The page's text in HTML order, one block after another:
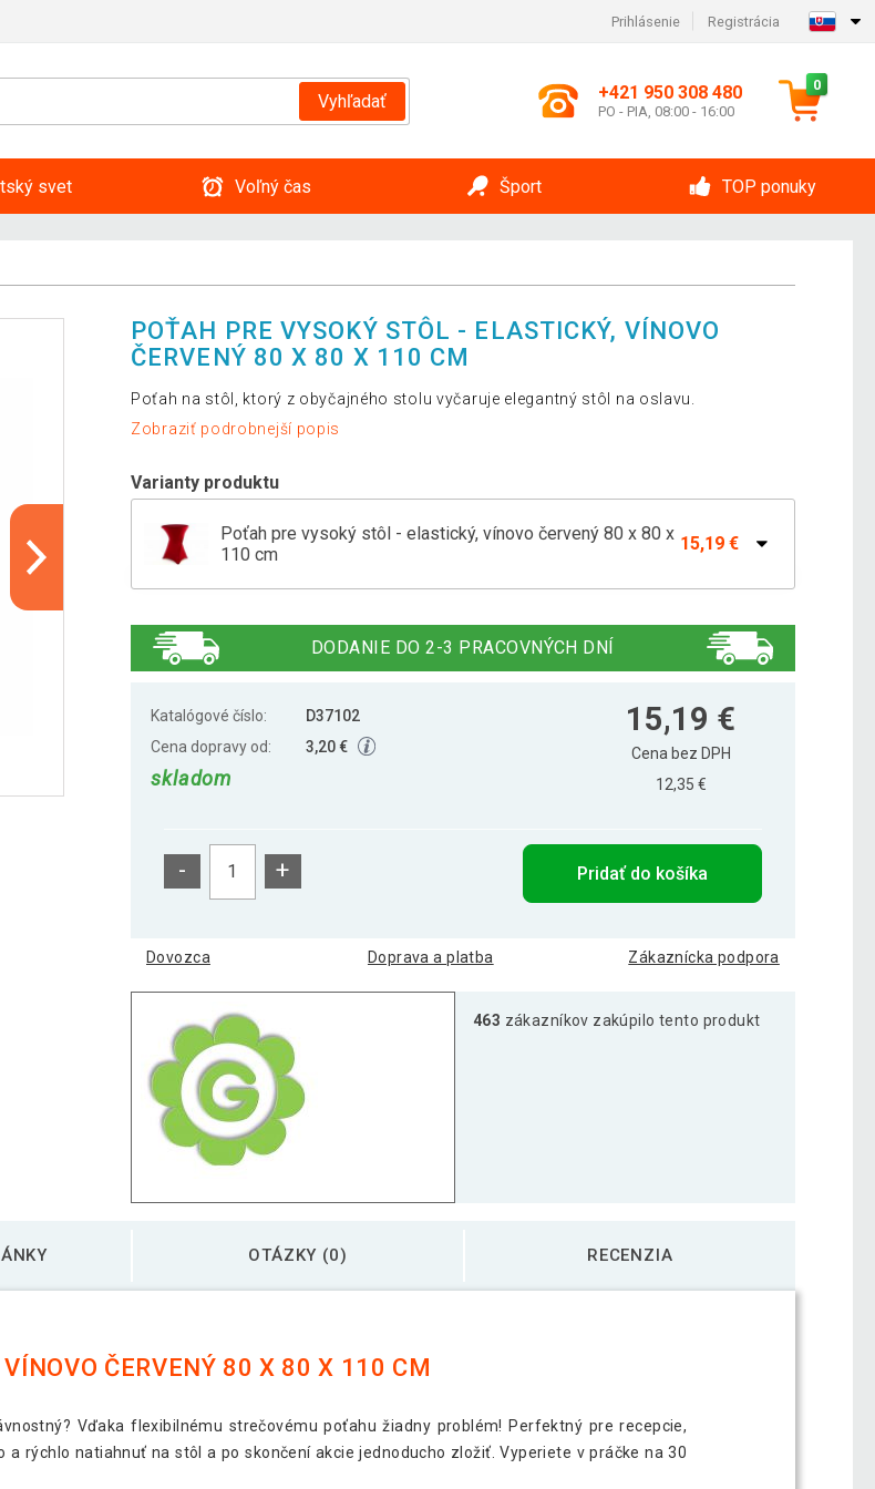
Prihlásenie Registrácia
Vyhľadať +421 950 308 480
PO - PIA, 08:00 - 16:00
0
svet Voľný čas Šport TOP ponuky
POŤAH PRE VYSOKÝ STÔL - ELASTICKÝ, VÍNOVO
ČERVENÝ 80 X 80 X 110 CM
Poťah na stôl, ktorý z obyčajného stolu vyčaruje elegantný stôl na oslavu.
Zobraziť podrobnejší popis
Varianty produktu
Poťah pre vysoký stôl - elastický, vínovo červený 80 x 80 x
110 cm
15,19 €
Poťah na vysoký stôl, elastický, 80 x 80 x 110 cm, sivý 15,19 €
DODANIE DO 2-3 PRACOVNÝCH DNÍ
Katalógové číslo:
D37102
Cena dopravy od:
3,20 €
skladom
15,19 €
Cena bez DPH
12,35 €
- + Pridať do košíka
Dovozca Doprava a platba Zákaznícka podpora
463 zákazníkov zakúpilo tento produkt
OTÁZKY (0) RECENZIA
ČERVENÝ 80 X 80 X 110 CM
Vďaka flexibilnému strečovému poťahu žiadny problém! Perfektný pre recepcie,
a rýchlo natiahnuť na stôl a po skončení akcie jednoducho zložiť. Vyperiete v práčke na 30